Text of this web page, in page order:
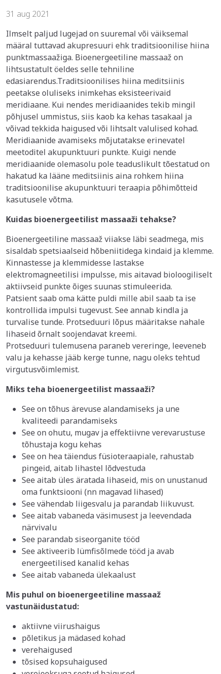
31 aug 2021
Ilmselt paljud lugejad on suuremal või väiksemal
määral tuttavad akupresuuri ehk traditsioonilise hiina
punktmassaažiga. Bioenergeetiline massaaž on
lihtsustatult öeldes selle tehniline
edasiarendus.Traditsioonilises hiina meditsiinis
peetakse oluliseks inimkehas eksisteerivaid
meridiaane. Kui nendes meridiaanides tekib mingil
põhjusel ummistus, siis kaob ka kehas tasakaal ja
võivad tekkida haigused või lihtsalt valulised kohad.
Meridiaanide avamiseks mõjutatakse erinevatel
meetoditel akupunktuuri punkte. Kuigi nende
meridiaanide olemasolu pole teaduslikult tõestatud on
hakatud ka lääne meditsiinis aina rohkem hiina
traditsioonilise akupunktuuri teraapia põhimõtteid
kasutusele võtma.
Kuidas bioenergeetilist massaaži tehakse?
Bioenergeetiline massaaž viiakse läbi seadmega, mis
sisaldab spetsiaalseid hõbeniitidega kindaid ja klemme.
Kinnastesse ja klemmidesse lastakse
elektromagneetilisi impulsse, mis aitavad bioloogiliselt
aktiivseid punkte õiges suunas stimuleerida.
Patsient saab oma kätte puldi mille abil saab ta ise
kontrollida impulsi tugevust. See annab kindla ja
turvalise tunde. Protseduuri lõpus määritakse nahale
lihaseid õrnalt soojendavat kreemi.
Protseduuri tulemusena paraneb vereringe, leeveneb
valu ja kehasse jääb kerge tunne, nagu oleks tehtud
virgutusvõimlemist.
Miks teha bioenergeetilist massaaži?
See on tõhus ärevuse alandamiseks ja une
kvaliteedi parandamiseks
See on ohutu, mugav ja effektiivne verevarustuse
tõhustaja kogu kehas
See on hea täiendus füsioteraapiale, rahustab
pingeid, aitab lihastel lõdvestuda
See aitab üles äratada lihaseid, mis on unustanud
oma funktsiooni (nn magavad lihased)
See vähendab liigesvalu ja parandab liikuvust.
See aitab vabaneda väsimusest ja leevendada
närvivalu
See parandab siseorganite tööd
See aktiveerib lümfisõlmede tööd ja avab
energeetilised kanalid kehas
See aitab vabaneda ülekaalust
Mis puhul on bioenergeetiline massaaž
vastunäidustatud:
aktiivne viirushaigus
põletikus ja mädased kohad
verehaigused
tõsised kopsuhaigused